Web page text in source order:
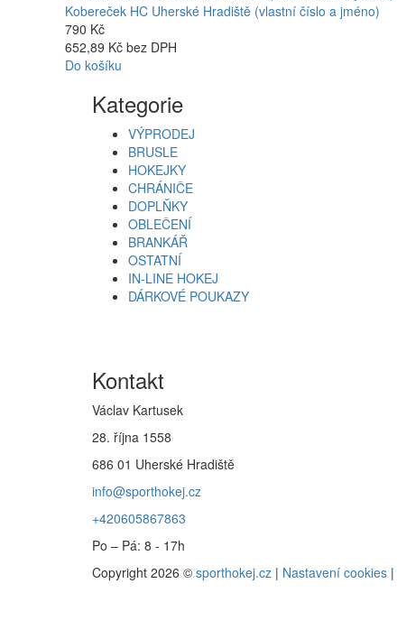
Kobereček HC Uherské Hradiště (vlastní číslo a jméno)
790 Kč
652,89 Kč bez DPH
Do košíku
Kategorie
VÝPRODEJ
BRUSLE
HOKEJKY
CHRÁNIČE
DOPLŇKY
OBLEČENÍ
BRANKÁŘ
OSTATNÍ
IN-LINE HOKEJ
DÁRKOVÉ POUKAZY
Kontakt
Václav Kartusek
28. října 1558
686 01 Uherské Hradiště
info@sporthokej.cz
+420605867863
Po – Pá: 8 - 17h
Copyright 2026 © sporthokej.cz | Nastavení cookies |